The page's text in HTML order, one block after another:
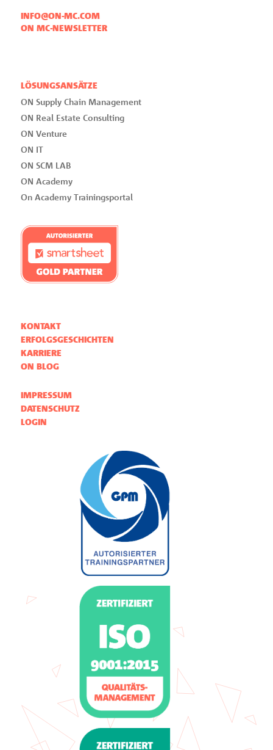
INFO@ON-MC.COM
ON MC-NEWSLETTER
LÖSUNGSANSÄTZE
ON Supply Chain Management
ON Real Estate Consulting
ON Venture
ON IT
ON SCM LAB
ON Academy
On Academy Trainingsportal
KONTAKT
ERFOLGSGESCHICHTEN
KARRIERE
ON BLOG
IMPRESSUM
DATENSCHUTZ
LOGIN